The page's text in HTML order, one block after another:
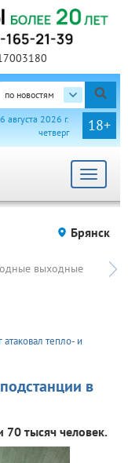
по новостям
18+
6 августа 2026 г.
четверг
Toggle
Брянск
выходные
атаковал тепло- и
в
70 тысяч человек.